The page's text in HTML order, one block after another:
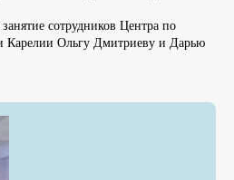
сотрудников Центра по
Карелии Ольгу Дмитриеву и Дарью